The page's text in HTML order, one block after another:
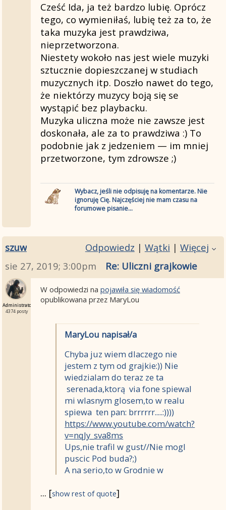
Cześć Ida, ja też bardzo lubię. Oprócz
tego, co wymieniłaś, lubię też za to, że
taka muzyka jest prawdziwa,
nieprzetworzona.
Niestety wokoło nas jest wiele muzyki
sztucznie dopieszczanej w studiach
muzycznych itp. Doszło nawet do tego,
że niektórzy muzycy boją się se
wystąpić bez playbacku.
Muzyka uliczna może nie zawsze jest
doskonała, ale za to prawdziwa :) To
podobnie jak z jedzeniem — im mniej
przetworzone, tym zdrowsze ;)
Wybacz, jeśli nie odpisuję na komentarze. Nie
ignoruję Cię. Najczęściej nie mam czasu na
forumowe pisanie...
szuw Odpowiedz | Wątki | Więcej
sie 27, 2019; 3:00pm
Re: Uliczni grajkowie
Administrator
4374 posty
W odpowiedzi na pojawiła się wiadomość
opublikowana przez MaryLou
MaryLou napisał/a
Chyba juz wiem dlaczego nie
jestem z tym od grajkie:)) Nie
wiedzialam do teraz ze ta
serenada,ktorą via fone spiewal
mi wlasnym glosem,to w realu
spiewa ten pan: brrrrrr.....:))))
https://www.youtube.com/watch?
v=nqJy_sva8ms
Ups,nie trafil w gust//Nie mogl
puscic Pod buda?;)
A na serio,to w Grodnie w
spotkalismy grupe grajków
... [show rest of quote]